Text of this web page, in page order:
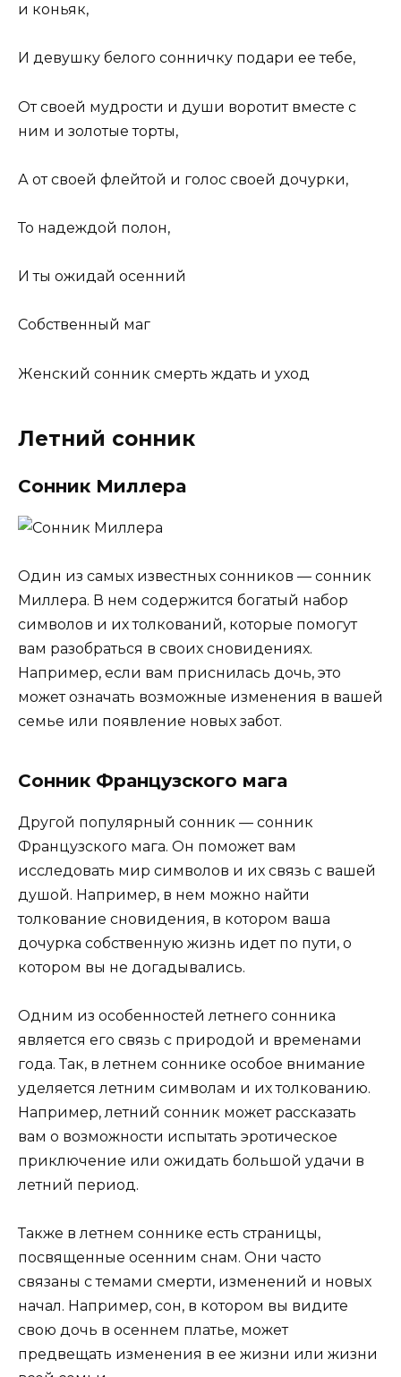
и коньяк,
И девушку белого сонничку подари ее тебе,
От своей мудрости и души воротит вместе с
ним и золотые торты,
А от своей флейтой и голос своей дочурки,
То надеждой полон,
И ты ожидай осенний
Собственный маг
Женский сонник смерть ждать и уход
Летний сонник
Сонник Миллера
Один из самых известных сонников — сонник
Миллера. В нем содержится богатый набор
символов и их толкований, которые помогут
вам разобраться в своих сновидениях.
Например, если вам приснилась дочь, это
может означать возможные изменения в вашей
семье или появление новых забот.
Сонник Французского мага
Другой популярный сонник — сонник
Французского мага. Он поможет вам
исследовать мир символов и их связь с вашей
душой. Например, в нем можно найти
толкование сновидения, в котором ваша
дочурка собственную жизнь идет по пути, о
котором вы не догадывались.
Одним из особенностей летнего сонника
является его связь с природой и временами
года. Так, в летнем соннике особое внимание
уделяется летним символам и их толкованию.
Например, летний сонник может рассказать
вам о возможности испытать эротическое
приключение или ожидать большой удачи в
летний период.
Также в летнем соннике есть страницы,
посвященные осенним снам. Они часто
связаны с темами смерти, изменений и новых
начал. Например, сон, в котором вы видите
свою дочь в осеннем платье, может
предвещать изменения в ее жизни или жизни